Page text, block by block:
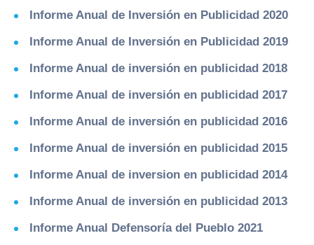
Informe Anual de Inversión en Publicidad 2020
Informe Anual de Inversión en Publicidad 2019
Informe Anual de inversión en publicidad 2018
Informe Anual de inversión en publicidad 2017
Informe Anual de inversión en publicidad 2016
Informe Anual de inversión en publicidad 2015
Informe Anual de inversion en publicidad 2014
Informe Anual de inversión en publicidad 2013
Informe Anual Defensoría del Pueblo 2021